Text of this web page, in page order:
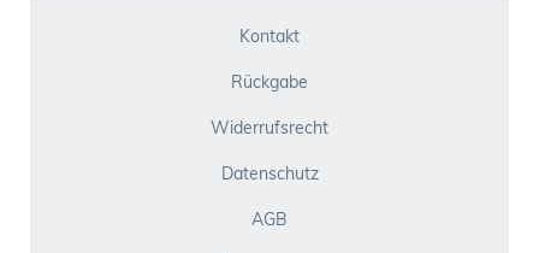
Kontakt
Rückgabe
Widerrufsrecht
Datenschutz
AGB